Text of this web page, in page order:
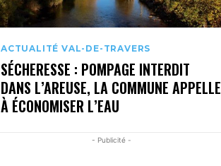
ACTUALITÉ VAL-DE-TRAVERS
SÉCHERESSE : POMPAGE INTERDIT
DANS L’AREUSE, LA COMMUNE APPELLE
À ÉCONOMISER L’EAU
- Publicité -